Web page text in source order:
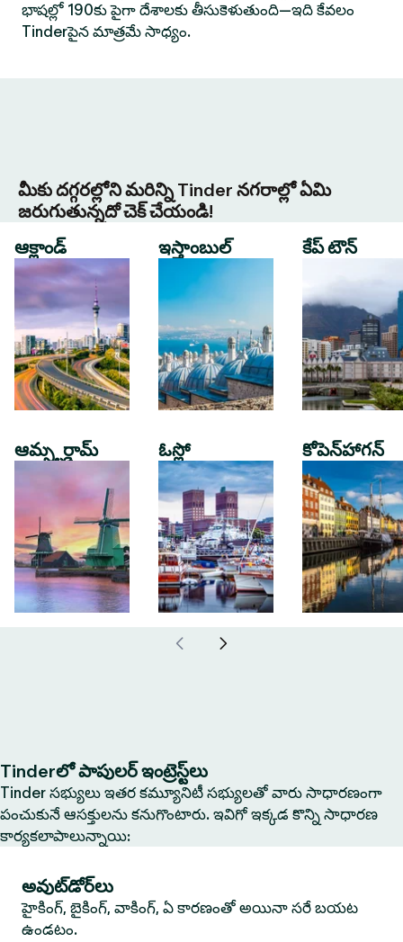
భాషల్లో 190కు పైగా దేశాలకు తీసుకెళుతుంది—ఇది కేవలం
Tinderపైన మాత్రమే సాధ్యం.
మీకు దగ్గరల్లోని మరిన్ని Tinder నగరాల్లో ఏమి
జరుగుతున్నదో చెక్ చేయండి!
ఆక్లాండ్
ఆమ్స్టర్డామ్
ఇస్తాంబుల్
ఓస్లో
కేప్ టౌన్
కోపెన్‌హాగన్
Tinderలో పాపులర్ ఇంట్రెస్ట్‌లు
Tinder సభ్యులు ఇతర కమ్యూనిటీ సభ్యులతో వారు సాధారణంగా
పంచుకునే ఆసక్తులను కనుగొంటారు. ఇవిగో ఇక్కడ కొన్ని సాధారణ
కార్యకలాపాలున్నాయి:
అవుట్‌డోర్‌లు
హైకింగ్, బైకింగ్, వాకింగ్, ఏ కారణంతో అయినా సరే బయట
ఉండటం.